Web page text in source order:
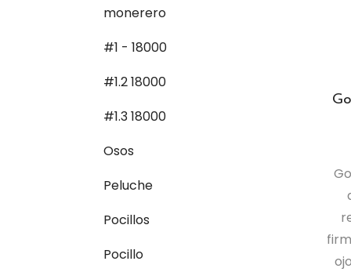
monerero
#1 - 18000
#1.2 18000
#1.3 18000
Osos
Peluche
Pocillos
Pocillo